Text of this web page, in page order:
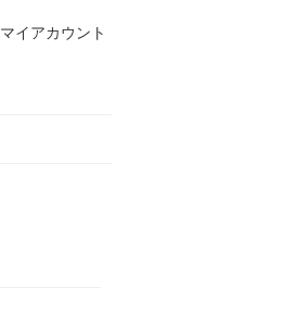
マイアカウント